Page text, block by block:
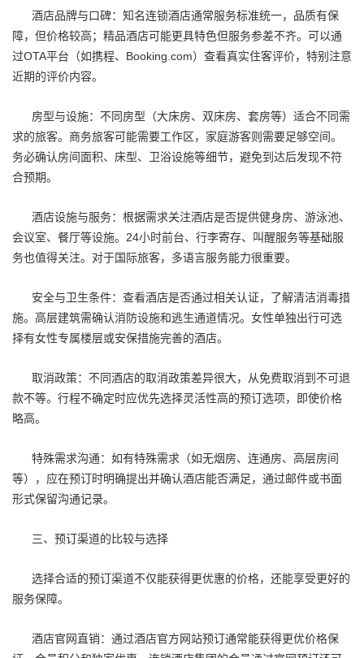
酒店品牌与口碑：知名连锁酒店通常服务标准统一，品质有保
障，但价格较高；精品酒店可能更具特色但服务参差不齐。可以通
过OTA平台（如携程、Booking.com）查看真实住客评价，特别注意
近期的评价内容。
房型与设施：不同房型（大床房、双床房、套房等）适合不同需
求的旅客。商务旅客可能需要工作区，家庭游客则需要足够空间。
务必确认房间面积、床型、卫浴设施等细节，避免到达后发现不符
合预期。
酒店设施与服务：根据需求关注酒店是否提供健身房、游泳池、
会议室、餐厅等设施。24小时前台、行李寄存、叫醒服务等基础服
务也值得关注。对于国际旅客，多语言服务能力很重要。
安全与卫生条件：查看酒店是否通过相关认证，了解清洁消毒措
施。高层建筑需确认消防设施和逃生通道情况。女性单独出行可选
择有女性专属楼层或安保措施完善的酒店。
取消政策：不同酒店的取消政策差异很大，从免费取消到不可退
款不等。行程不确定时应优先选择灵活性高的预订选项，即使价格
略高。
特殊需求沟通：如有特殊需求（如无烟房、连通房、高层房间
等），应在预订时明确提出并确认酒店能否满足，通过邮件或书面
形式保留沟通记录。
三、预订渠道的比较与选择
选择合适的预订渠道不仅能获得更优惠的价格，还能享受更好的
服务保障。
酒店官网直销：通过酒店官方网站预订通常能获得更优价格保